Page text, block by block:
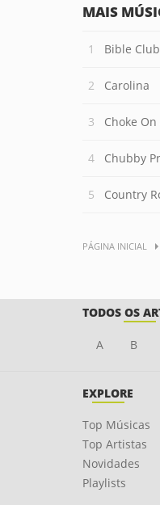
MAIS
Bible Club
Carolina
Choke On
Chubby
Country
PÁGINA INICIAL
TODOS OS
A B
EXPLORE
Top Músicas
Top Artistas
Novidades
Playlists